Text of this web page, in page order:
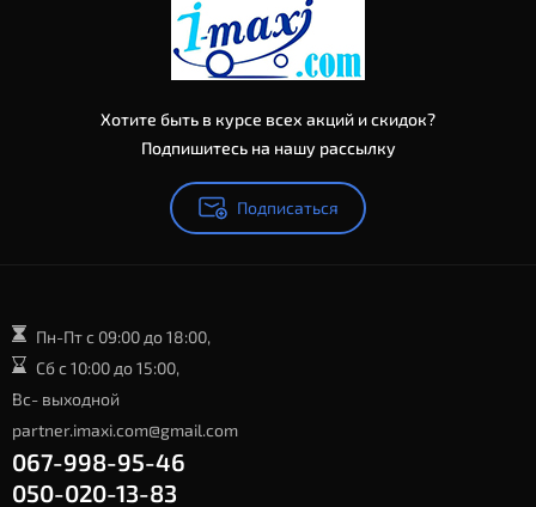
Хотите быть в курсе всех акций и скидок?
Подпишитесь на нашу рассылку
Подписаться
Пн-Пт с 09:00 до 18:00,
Сб с 10:00 до 15:00,
Вс- выходной
partner.imaxi.com@gmail.com
067-998-95-46
050-020-13-83